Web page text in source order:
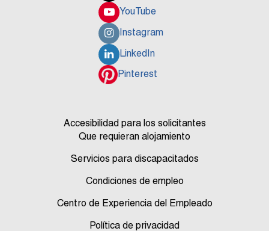
YouTube
Instagram
LinkedIn
Pinterest
Accesibilidad para los solicitantes
Que requieran alojamiento
Servicios para discapacitados
Condiciones de empleo
Centro de Experiencia del Empleado
Política de privacidad